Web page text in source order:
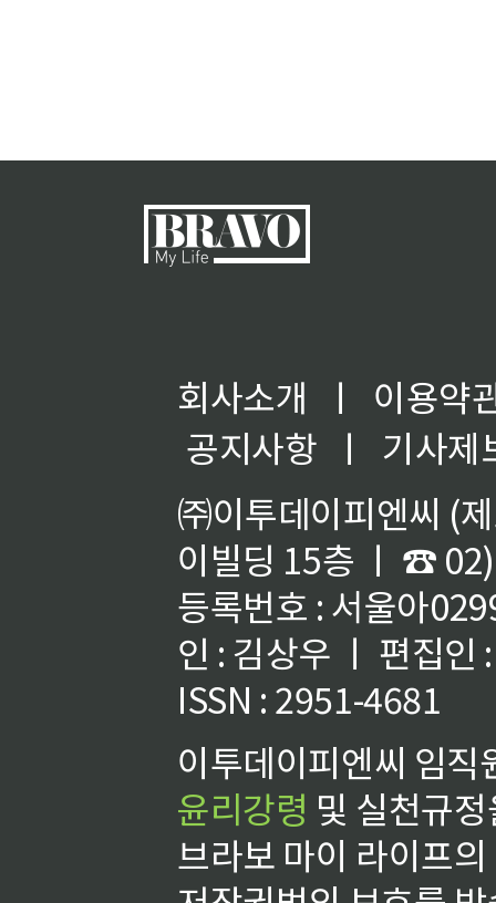
회사소개 ㅣ
이용약
공지사항
ㅣ
기사제
㈜이투데이피엔씨 (
이빌딩 15층 ㅣ ☎
등록번호 : 서울아
인 : 김상우 ㅣ 편집인
ISSN : 2951-4681
이투데이피엔씨 임
윤리강령 및 실천규
브라보 마이 라이프